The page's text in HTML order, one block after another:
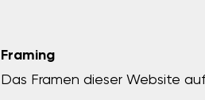
Framing
Das Framen dieser Website